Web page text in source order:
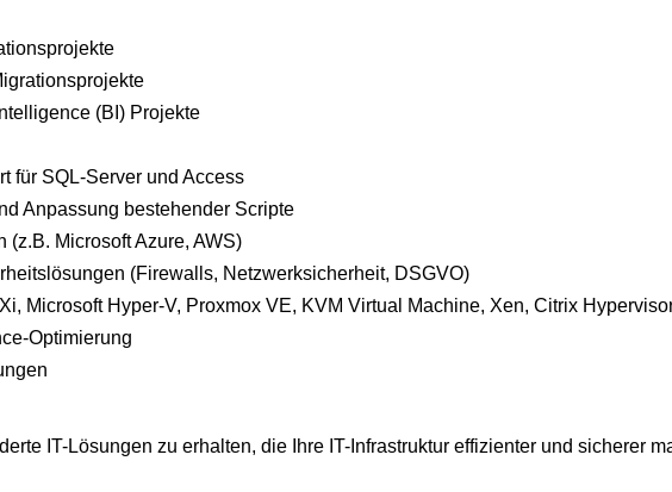
(BI) Projekte
für SQL-Server und Access
Anpassung bestehender Scripte
Microsoft Azure, AWS)
(Firewalls, Netzwerksicherheit, DSGVO)
Microsoft Hyper-V, Proxmox VE, KVM Virtual Machine, Xen, Citrix
Optimierung
IT-Lösungen zu erhalten, die Ihre IT-Infrastruktur effizienter und sicherer